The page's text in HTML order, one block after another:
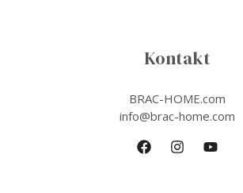
Kontakt
BRAC-HOME.com
info@brac-home.com